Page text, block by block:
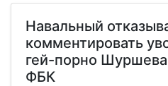
Навальный
комментировать
гей-порно Шуршева
ФБК